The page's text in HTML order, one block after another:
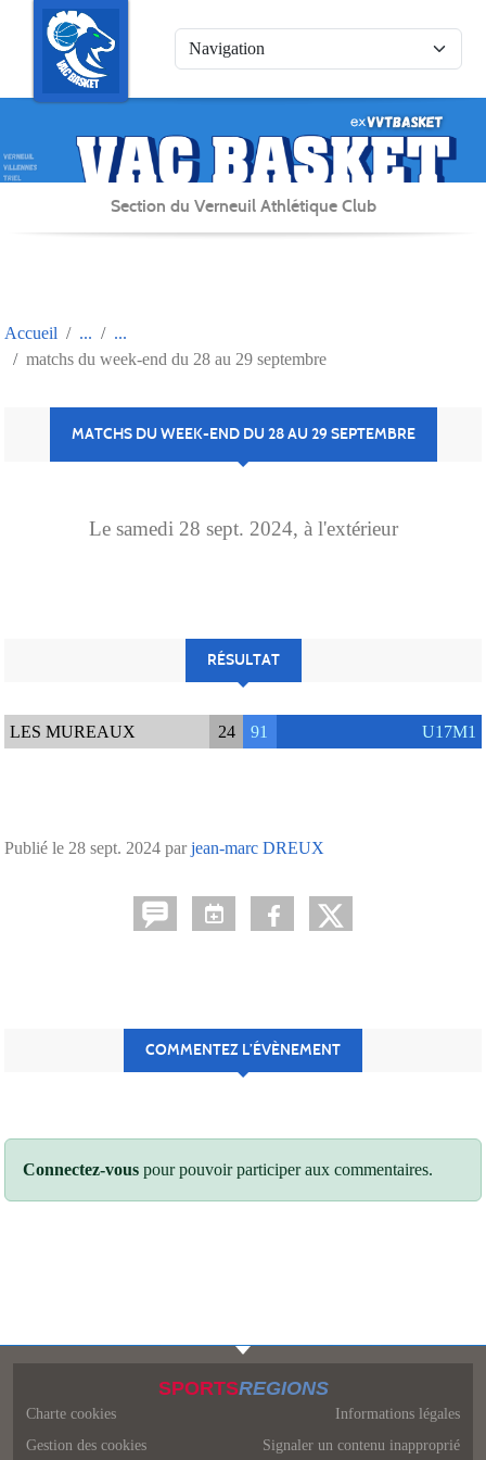
Section du Verneuil Athlétique Club
Accueil
matchs du week-end du 28 au 29 septembre
MATCHS DU WEEK-END DU 28 AU 29 SEPTEMBRE
Le samedi 28 sept. 2024, à l'extérieur
RÉSULTAT
LES MUREAUX 24 91 U17M1
Publié le 28 sept. 2024 parjean-marc DREUX
COMMENTEZ L’ÉVÈNEMENT
Connectez-vous pour pouvoir participer aux commentaires.
SPORTSREGIONS
Charte cookies
Gestion des cookies
Informations légales
Signaler un contenu inapproprié
Panneau de gestion des cookies